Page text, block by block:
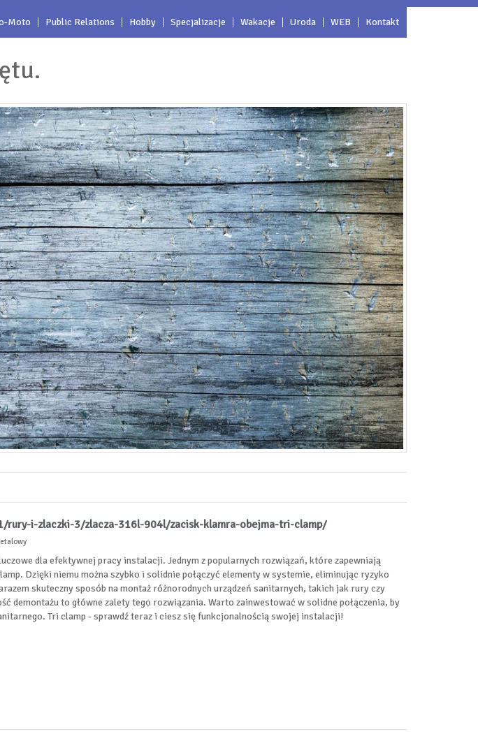
Moto Public Relations Hobby Specjalizacje Wakacje Uroda WEB Kontakt
i-zlaczki-3/zlacza-316l-904l/zacisk-klamra-obejma-tri-clamp/
dla efektywnej pracy instalacji. Jednym z popularnych rozwiązań, które zapewniają
Dzięki niemu można szybko i solidnie połączyć elementy w systemie, eliminując ryzyko
skuteczny sposób na montaż różnorodnych urządzeń sanitarnych, takich jak rury czy
demontażu to główne zalety tego rozwiązania. Warto zainwestować w solidne połączenia, by
Tri clamp - sprawdź teraz i ciesz się funkcjonalnością swojej instalacji!